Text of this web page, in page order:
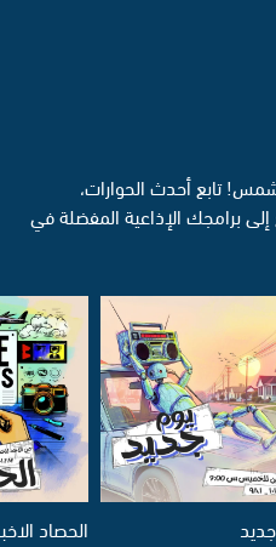
تابع أحدث الحوارات،
برامجك الإذاعية المفضلة في
الحصاد